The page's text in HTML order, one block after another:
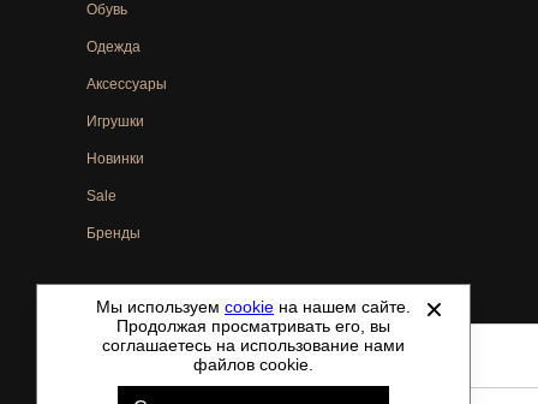
Обувь
Одежда
Аксессуары
Игрушки
Новинки
Sale
Бренды
©2021-2026 - ShoesTown.ru - все права защищены.
Мы используем cookie на нашем сайте.
Продолжая просматривать его, вы
соглашаетесь на использование нами
файлов cookie.